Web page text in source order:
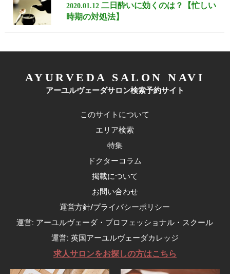
2020.01.12二日酔いに効くのは？【忙しい
時期の対処法】
AYURVEDA SALON NAVI
アーユルヴェーダサロン検索予約サイト
このサイトについて
エリア検索
特集
ドクターコラム
掲載について
お問い合わせ
運営方針/プライバシーポリシー
運営: アーユルヴェーダ・プロフェッショナル・スクール
運営: 英国アーユルヴェーダカレッジ
求人サロンをお探しの方はこちら